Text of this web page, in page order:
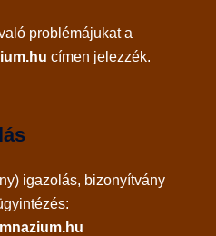
problémájukat a
címen jelezzék.
igazolás, bizonyítvány